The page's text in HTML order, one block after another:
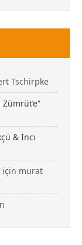
Tschirpke
& İnci
için murat